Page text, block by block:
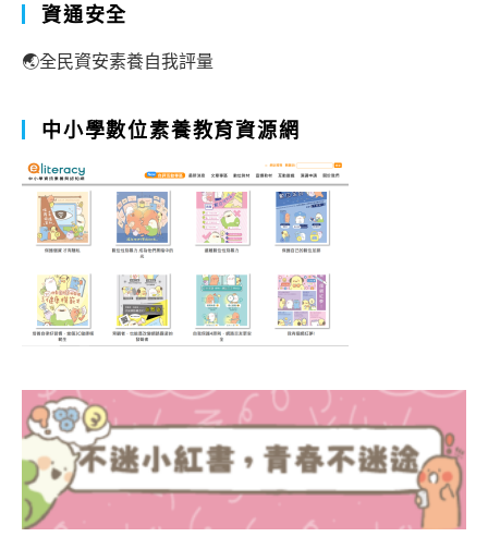
資通安全
🌏全民資安素養自我評量
中小學數位素養教育資源網